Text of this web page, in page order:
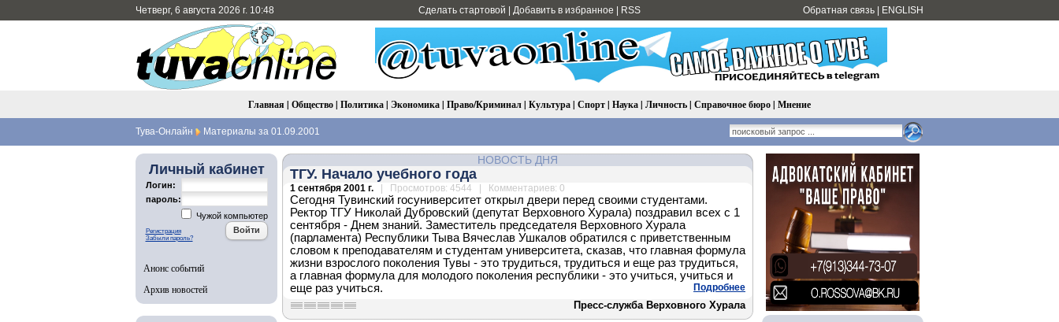
Четверг, 6 августа 2026 г. 10:48 Сделать стартовой Добавить в избранное RSS Обратная связь ENGLISH
Главная | Общество| Политика| Экономика| Право/Криминал| Культура| Спорт| Наука| Личность| Справочное бюро| Мнение
Тува-Онлайн Материалы за 01.09.2001
Личный кабинет
Логин:
пароль:
Чужой компьютер
Регистрация
Забыли пароль?
Анонс событий
Архив новостей
НОВОСТЬ ДНЯ
ТГУ. Начало учебного года
1 сентября 2001 г. | Просмотров: 4544 | Комментариев: 0
Сегодня Тувинский госуниверситет открыл двери перед своими студентами.
Ректор ТГУ Николай Дубровский (депутат Верховного Хурала) поздравил всех с 1
сентября - Днем знаний. Заместитель председателя Верховного Хурала
(парламента) Республики Тыва Вячеслав Ушкалов обратился с приветственным
словом к преподавателям и студентам университета, сказав, что главная формула
жизни взрослого поколения Тувы - это трудиться, трудиться и еще раз трудиться,
а главная формула для молодого поколения республики - это учиться, учиться и
еще раз учиться.
Подробнее
Пресс-служба Верховного Хурала